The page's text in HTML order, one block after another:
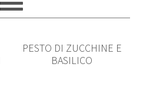
PESTO DI ZUCCHINE E
BASILICO